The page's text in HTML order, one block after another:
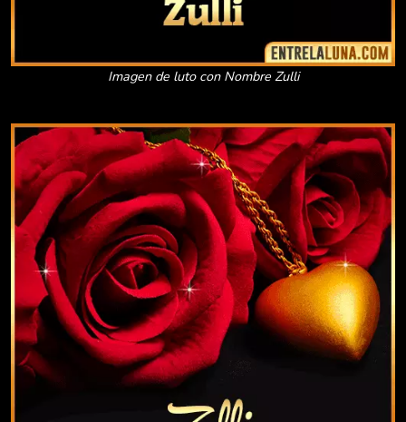
Imagen de luto con Nombre Zulli